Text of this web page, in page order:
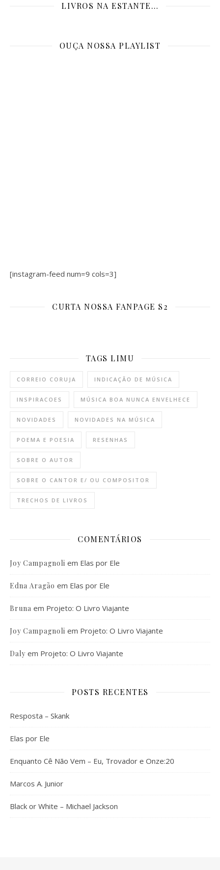
LIVROS NA ESTANTE…
OUÇA NOSSA PLAYLIST
[instagram-feed num=9 cols=3]
CURTA NOSSA FANPAGE S2
TAGS LIMU
CORREIO CORUJA INDICAÇÃO DE MÚSICA
INSPIRACOES MÚSICA BOA NUNCA ENVELHECE
NOVIDADES NOVIDADES NA MÚSICA
POEMA E POESIA RESENHAS
SOBRE O AUTOR
SOBRE O CANTOR E/ OU COMPOSITOR
TRECHOS DE LIVROS
COMENTÁRIOS
Joy Campagnoli em Elas por Ele
Edna Aragão em Elas por Ele
Bruna em Projeto: O Livro Viajante
Joy Campagnoli em Projeto: O Livro Viajante
Daly em Projeto: O Livro Viajante
POSTS RECENTES
Resposta – Skank
Elas por Ele
Enquanto Cê Não Vem – Eu, Trovador e Onze:20
Marcos A. Junior
Black or White – Michael Jackson